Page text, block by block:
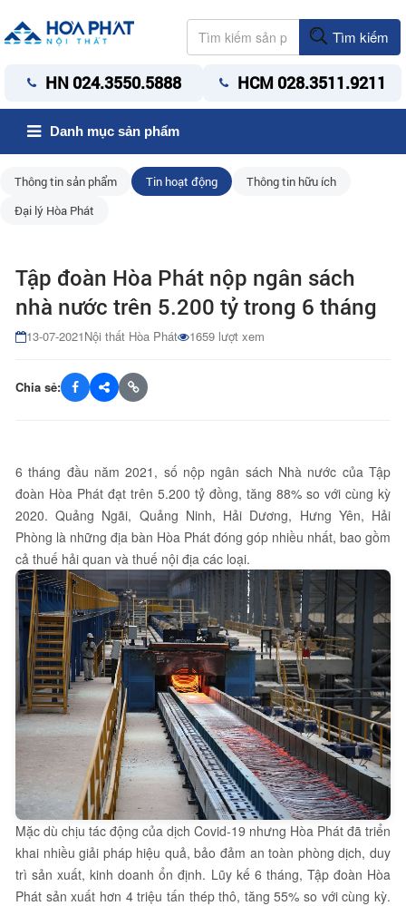
Tìm kiếm
HN 024.3550.5888 HCM 028.3511.9211
Danh mục sản phẩm
Thông tin sản phẩm Tin hoạt động
Thông tin hữu ích
Đại lý Hòa Phát
Tập đoàn Hòa Phát nộp ngân sách
nhà nước trên 5.200 tỷ trong 6 tháng
13-07-2021Nội thất Hòa Phát 1659 lượt xem
Chia sẻ:
6 tháng đầu năm 2021, số nộp ngân sách Nhà nước của Tập
đoàn Hòa Phát đạt trên 5.200 tỷ đồng, tăng 88% so với cùng kỳ
2020. Quảng Ngãi, Quảng Ninh, Hải Dương, Hưng Yên, Hải
Phòng là những địa bàn Hòa Phát đóng góp nhiều nhất, bao gồm
cả thuế hải quan và thuế nội địa các loại.
Mặc dù chịu tác động của dịch Covid-19 nhưng Hòa Phát đã triển
khai nhiều giải pháp hiệu quả, bảo đảm an toàn phòng dịch, duy
trì sản xuất, kinh doanh ổn định. Lũy kế 6 tháng, Tập đoàn Hòa
Phát sản xuất hơn 4 triệu tấn thép thô, tăng 55% so với cùng kỳ.